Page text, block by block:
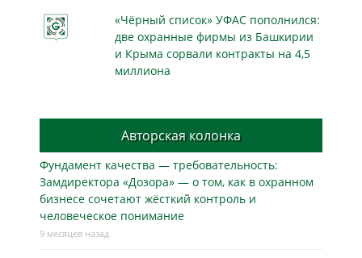
«Чёрный список» УФАС пополнился:
две охранные фирмы из Башкирии
и Крыма сорвали контракты на 4,5
миллиона
Авторская колонка
Фундамент качества — требовательность:
Замдиректора «Дозора» — о том, как в охранном
бизнесe сочетают жёсткий контроль и
человеческое понимание
9 месяцев назад